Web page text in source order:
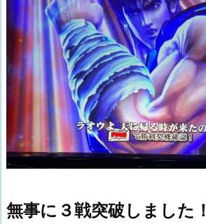
無事に３戦突破しました！